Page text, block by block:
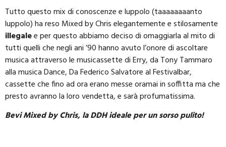
Tutto questo mix di conoscenze e luppolo (taaaaaaaanto
luppolo) ha reso Mixed by Chris elegantemente e stilosamente
illegalee per questo abbiamo deciso di omaggiarla al mito di
tutti quelli che negli ani ’90 hanno avuto l’onore di ascoltare
musica attraverso le musicassette di Erry, da Tony Tammaro
alla musica Dance, Da Federico Salvatore al Festivalbar,
cassette che fino ad ora erano messe oramai in soffitta ma che
presto avranno la loro vendetta, e sarà profumatissima.
Bevi Mixed by Chris, la DDH ideale per un sorso pulito!